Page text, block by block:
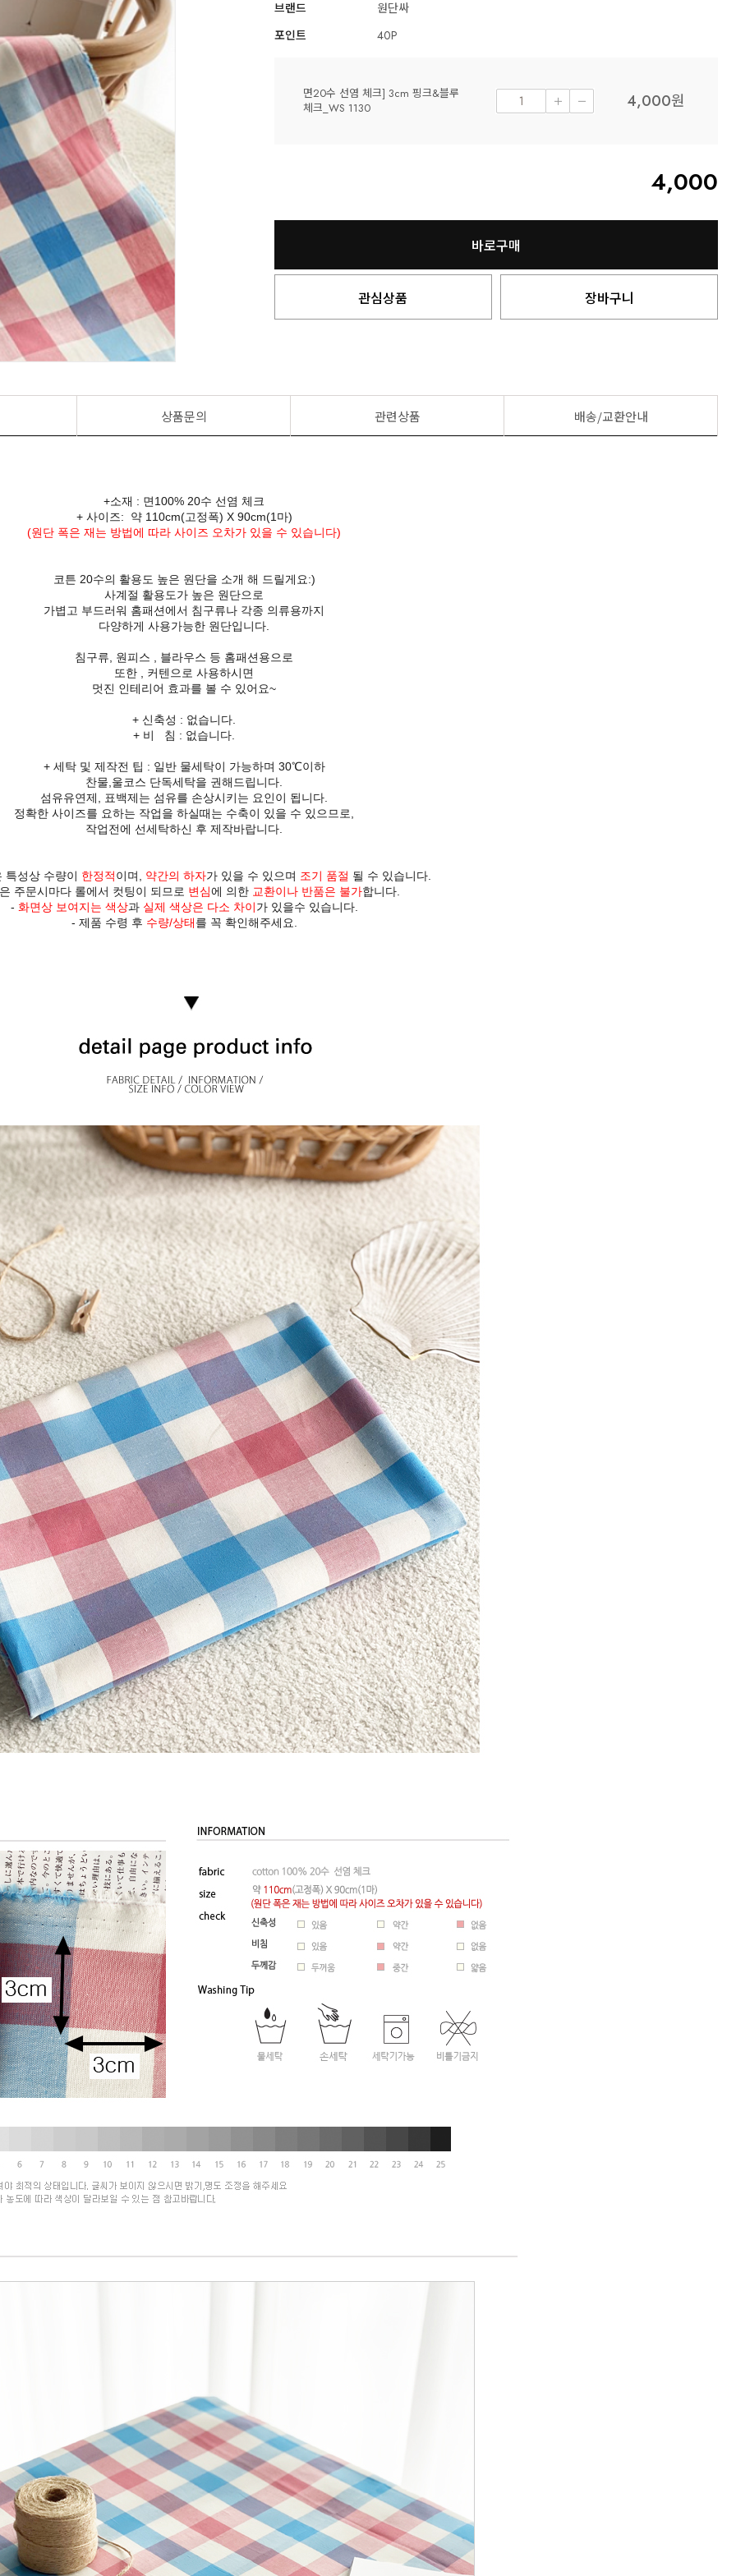
브랜드
원단싸
포인트
40P
면20수 선염 체크] 3cm 핑크&블루
체크_WS 1130
4,000원
4,000
바로구매
관심상품 장바구니
상품문의 관련상품 배송/교환안내
+소재 : 면100% 20수 선염 체크
+ 사이즈: 약 110cm(고정폭) X 90cm(1마)
(원단 폭은 재는 방법에 따라 사이즈 오차가 있을 수 있습니다)
코튼 20수의 활용도 높은 원단을 소개 해 드릴게요:)
사계절 활용도가 높은 원단으로
가볍고 부드러워 홈패션에서 침구류나 각종 의류용까지
다양하게 사용가능한 원단입니다.
침구류, 원피스 , 블라우스 등 홈패션용으로
또한 , 커텐으로 사용하시면
멋진 인테리어 효과를 볼 수 있어요~
+ 신축성 : 없습니다.
+ 비 침 : 없습니다.
+ 세탁 및 제작전 팁 : 일반 물세탁이 가능하며 30℃이하
찬물,울코스 단독세탁을 권해드립니다.
섬유유연제, 표백제는 섬유를 손상시키는 요인이 됩니다.
정확한 사이즈를 요하는 작업을 하실때는 수축이 있을 수 있으므로,
작업전에 선세탁하신 후 제작바랍니다.
특성상 수량이 한정적이며, 약간의 하자가 있을 수 있으며 조기 품절 될 수 있습니다.
주문시마다 롤에서 컷팅이 되므로 변심에 의한 교환이나 반품은 불가합니다.
- 화면상 보여지는 색상과실제 색상은 다소 차이가 있을수 있습니다.
- 제품 수령 후 수량/상태를 꼭 확인해주세요.